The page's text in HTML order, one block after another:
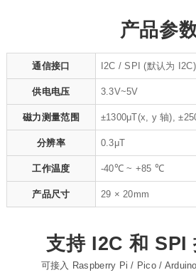
产品参
通信接口 I2C / SPI (默认为 I2C)
供电电压 3.3V~5V
磁力测量范围 ±1300μT(x, y 轴),
分辨率 0.3μT
工作温度 -40℃ ~ +85 ℃
产品尺寸 29 × 20mm
支持 I2C 和 SPI
可接入 Raspberry Pi / Pico /